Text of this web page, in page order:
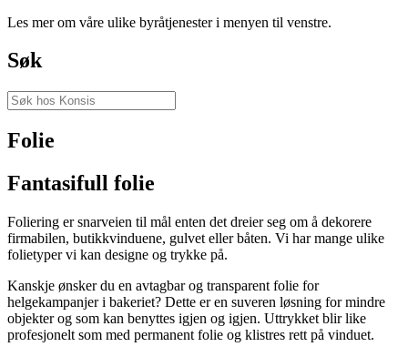
Les mer om våre ulike byråtjenester i menyen til venstre.
Søk
Folie
Fantasifull folie
Foliering er snarveien til mål enten det dreier seg om å dekorere
firmabilen, butikkvinduene, gulvet eller båten. Vi har mange ulike
folietyper vi kan designe og trykke på.
Kanskje ønsker du en avtagbar og transparent folie for
helgekampanjer i bakeriet? Dette er en suveren løsning for mindre
objekter og som kan benyttes igjen og igjen. Uttrykket blir like
profesjonelt som med permanent folie og klistres rett på vinduet.